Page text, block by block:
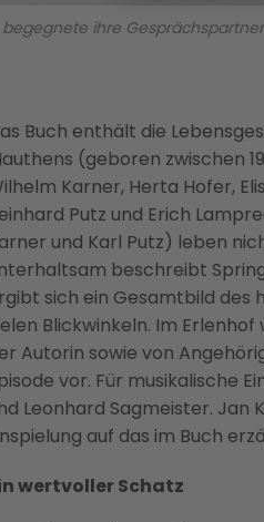
ihre
Buch enthält die
(geboren zwischen
Karner, Herta Hofer,
Putz und Erich
und Karl Putz) leben
beschreibt
sich ein Gesamtbild des
Blickwinkeln. Im
Autorin sowie von
vor. Für musikalische
Leonhard Sagmeister. Jan
auf das im Buch
wertvoller Schatz